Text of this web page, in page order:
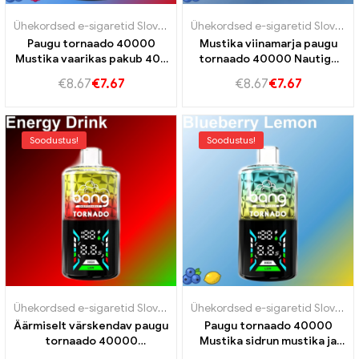
Ühekordsed e-sigaretid Slovakkia
Ühekordsed e-sigaretid
Paugu tornaado 40000
Mustika vaarikas pakub 40k
€8.67€7.67
Ühekordsed e-sigaretid Slovakkia
Mustika viinamarja paugu
tornaado 40000 Nautige
imelist maitset
€8.67€7.67
Soodustus!
Ühekordsed e-sigaretid Slovakkia
Ühekordsed e-sigaretid
Äärmiselt värskendav paugu
tornaado 40000
Soodustus!
Ühekordsed e-sigaretid Slovakkia
Paugu tornaado 40000
Mustika sidrun mustika ja